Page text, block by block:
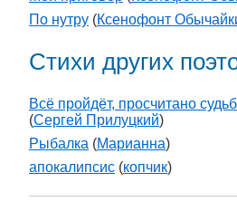
По нутру (Ксенофонт
Стихи других
Всё пройдёт, просчитано
(Сергей Прилуцкий)
Рыбалка (Марианна)
апокалипсис (копчик)